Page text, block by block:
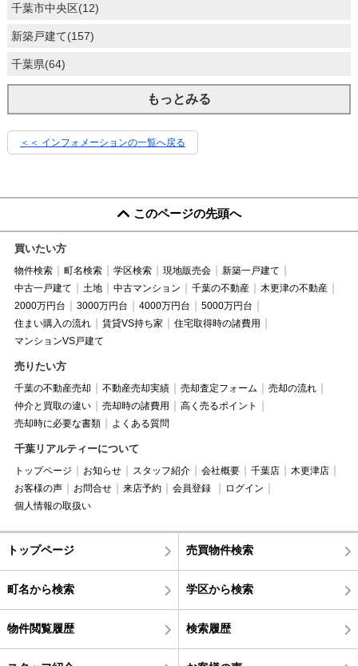
千葉市中央区(12)
新築戸建て(157)
千葉県(64)
もっとみる
＜＜ インフォメーションの一覧へ戻る
このページの先頭へ
買いたい方
物件検索 町名検索 学区検索 現地販売会
新築一戸建て
中古一戸建て
土地 中古マンション 千葉の不動産
木更津の不動産
2000万円台
3000万円台 4000万円台
5000万円台
住まい購入の流れ
賃貸VS持ち家
住宅取得時の諸費用
マンションVS戸建て
売りたい方
千葉の不動産売却 不動産売却実績 売却査定フォーム
売却の流れ
仲介と買取の違い
売却時の諸費用
高く売るポイント
売却時に必要な書類
よくある質問
千葉リアルティーについて
トップページ お知らせ スタッフ紹介 会社概要 千葉店
木更津店
お客様の声
お問合せ 来店予約 会員登録
ログイン
個人情報の取扱い
トップページ 売買物件検索
町名から検索 学区から検索
物件閲覧履歴 検索履歴